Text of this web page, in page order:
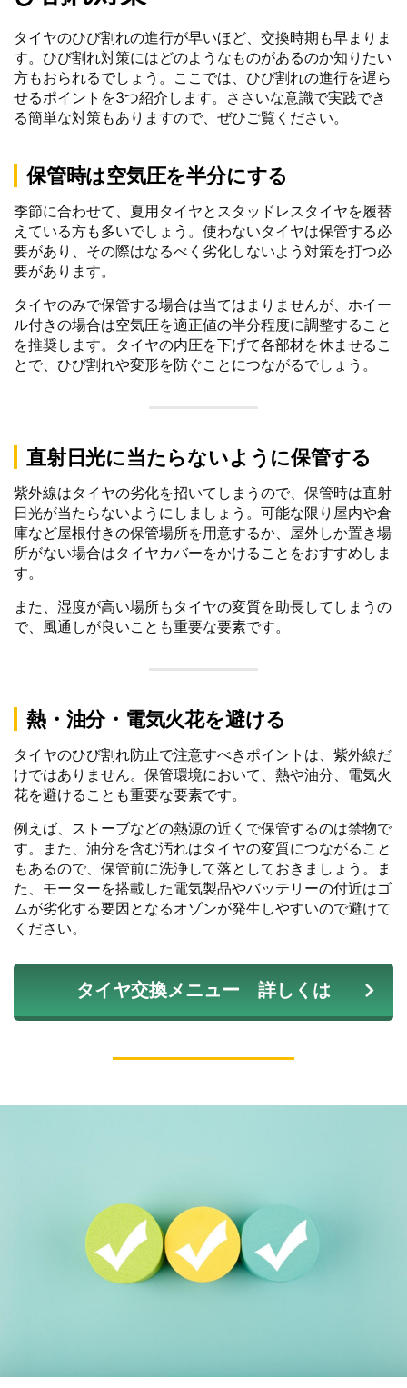
タイヤのひび割れの進行が早いほど、交換時期も早まりま
す。ひび割れ対策にはどのようなものがあるのか知りたい
方もおられるでしょう。ここでは、ひび割れの進行を遅ら
せるポイントを3つ紹介します。ささいな意識で実践でき
る簡単な対策もありますので、ぜひご覧ください。
保管時は空気圧を半分にする
季節に合わせて、夏用タイヤとスタッドレスタイヤを履替
えている方も多いでしょう。使わないタイヤは保管する必
要があり、その際はなるべく劣化しないよう対策を打つ必
要があります。
タイヤのみで保管する場合は当てはまりませんが、ホイー
ル付きの場合は空気圧を適正値の半分程度に調整すること
を推奨します。タイヤの内圧を下げて各部材を休ませるこ
とで、ひび割れや変形を防ぐことにつながるでしょう。
直射日光に当たらないように保管する
紫外線はタイヤの劣化を招いてしまうので、保管時は直射
日光が当たらないようにしましょう。可能な限り屋内や倉
庫など屋根付きの保管場所を用意するか、屋外しか置き場
所がない場合はタイヤカバーをかけることをおすすめしま
す。
また、湿度が高い場所もタイヤの変質を助長してしまうの
で、風通しが良いことも重要な要素です。
熱・油分・電気火花を避ける
タイヤのひび割れ防止で注意すべきポイントは、紫外線だ
けではありません。保管環境において、熱や油分、電気火
花を避けることも重要な要素です。
例えば、ストーブなどの熱源の近くで保管するのは禁物で
す。また、油分を含む汚れはタイヤの変質につながること
もあるので、保管前に洗浄して落としておきましょう。ま
た、モーターを搭載した電気製品やバッテリーの付近はゴ
ムが劣化する要因となるオゾンが発生しやすいので避けて
ください。
タイヤ交換メニュー 詳しくは